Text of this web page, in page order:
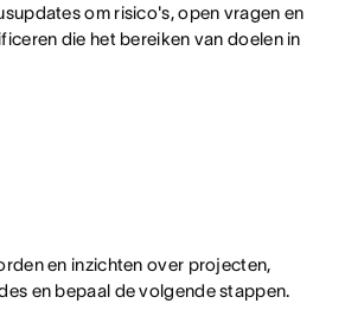
om risico's, open vragen en
die het bereiken van doelen in
en inzichten over projecten,
en bepaal de volgende stappen.